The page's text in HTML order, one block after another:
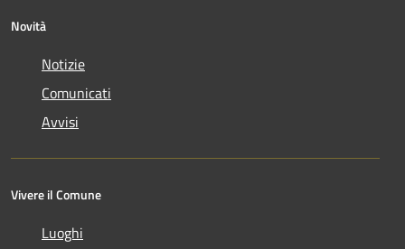
Novità
Notizie
Comunicati
Avvisi
Vivere il Comune
Luoghi